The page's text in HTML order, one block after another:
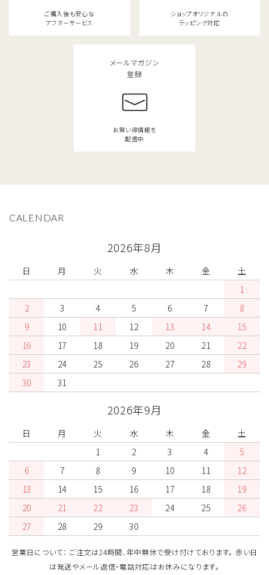
ご購入後も安心な
アフターサービス
ショップオリジナルの
ラッピング対応
メールマガジン
登録
お買い得情報を
配信中
CALENDAR
2026年8月
日 月 火 水 木 金
土
1
2
3 4 5 6 7
8
9
10 11 12 13 14
15
16
17 18 19 20 21
22
23
24 25 26 27 28
29
30
31
2026年9月
日 月 火 水 木 金
土
1
2 3 4
5
6
7 8 9 10 11
12
13
14 15 16 17 18
19
20
21 22 23 24 25
26
27
28 29 30
営業日について： ご注文は24時間、年中無休で受け付けております。 赤い日
は発送やメール返信・電話対応はお休みになります。